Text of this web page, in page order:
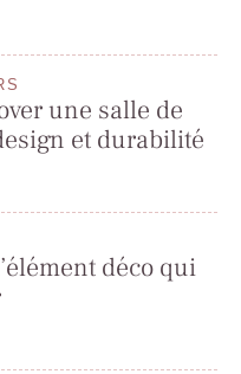
une salle de
et durabilité
déco qui